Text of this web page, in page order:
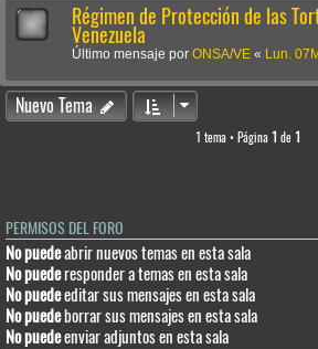
Régimen de Protección de las
Venezuela
Último mensaje por ONSA/VE « Lun.
Nuevo Tema
1 tema • Página 1 de 1
PERMISOS DEL FORO
No puedeabrir nuevos temas en esta sala
No puederesponder a temas en esta sala
No puedeeditar sus mensajes en esta sala
No puedeborrar sus mensajes en esta sala
No puedeenviar adjuntos en esta sala